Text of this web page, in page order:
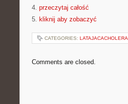
4. przeczytaj całość
5. kliknij aby zobaczyć
CATEGORIES: LATAJACACHOLERA
Comments are closed.